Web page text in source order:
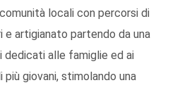
locali con percorsi di
e artigianato partendo da una
dedicati alle famiglie ed ai
giovani, stimolando una